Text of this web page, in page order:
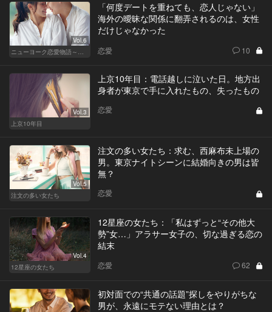
Vol.6
ニューヨーク恋愛物語～商社マン遥斗の場合～
「何度デートを重ねても、恋人じゃない」
海外の曖昧な関係に翻弄されるのは、女性
だけじゃなかった
恋愛 10
Vol.3
上京10年目
上京10年目：電話越しに泣いた日。地方出
身者が東京で手に入れたもの、失ったもの
恋愛
Vol.5
注文の多い女たち
注文の多い女たち：求む、西麻布未上場の
男。東京ナイトシーンに結婚向きの男は皆
無？
恋愛
Vol.4
12星座の女たち
12星座の女たち：「私はずっと“その他大
勢”女…」アラサー女子の、切な過ぎる恋の
結末
恋愛 62
初対面での“共通の話題”探しをやりがちな
男が、永遠にモテない理由とは？